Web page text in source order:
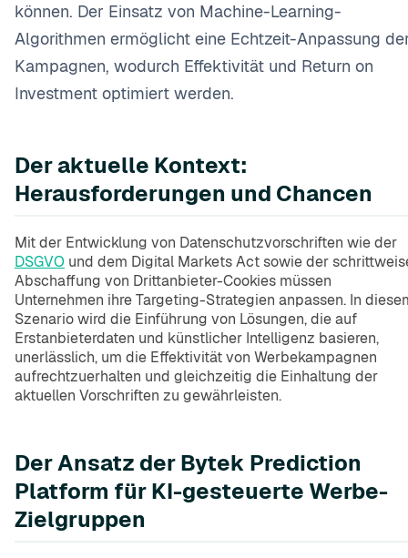
können. Der Einsatz von Machine-Learning-
Algorithmen ermöglicht eine Echtzeit-Anpassung
Kampagnen, wodurch Effektivität und Return on
Investment optimiert werden.
Der aktuelle Kontext:
Herausforderungen und Chancen
Mit der Entwicklung von Datenschutzvorschriften wie der
DSGVO und dem Digital Markets Act sowie der
Abschaffung von Drittanbieter-Cookies müssen
Unternehmen ihre Targeting-Strategien anpassen. In
Szenario wird die Einführung von Lösungen, die auf
Erstanbieterdaten und künstlicher Intelligenz basieren,
unerlässlich, um die Effektivität von Werbekampagnen
aufrechtzuerhalten und gleichzeitig die Einhaltung der
aktuellen Vorschriften zu gewährleisten.
Der Ansatz der Bytek Prediction
Platform für KI-gesteuerte Werbe-
Zielgruppen